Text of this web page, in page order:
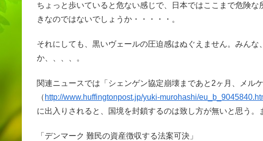
ちょっと歩いていると危ない感じで、日本ではここまで危険
きなのではないでしょうか・・・・・。
それにしても、黒いヴェールの圧迫感はぬぐえません。みんな
か、、、、。
関連ニュースでは「シェンゲン協定崩壊まであと2ヶ月、メル
（ http://www.huffingtonpost.jp/yuki-murohashi/
に出入りされると、国境を封鎖するのは致し方が無いと思う。
「デンマーク 難民の資産徴収する法案可決」